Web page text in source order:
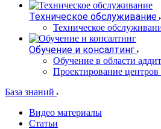
Техническое обслуживание
Техническое
Обучение и консалтинг
Обучение в области
Проектирование
База знаний
Видео материалы
Статьи